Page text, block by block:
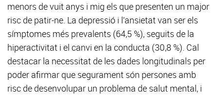
menors de vuit anys i mig els que presenten un major
risc de patir-ne. La depressió i l’ansietat van ser els
símptomes més prevalents (64,5 %), seguits de la
hiperactivitat i el canvi en la conducta (30,8 %). Cal
destacar la necessitat de les dades longitudinals per
poder afirmar que segurament són persones amb
risc de desenvolupar un problema de salut mental, i